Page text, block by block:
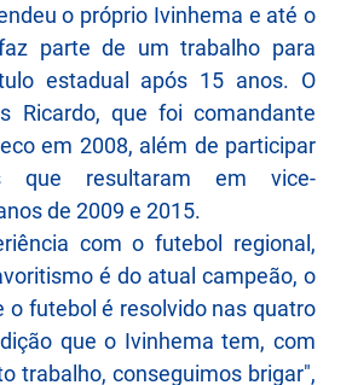
o próprio Ivinhema e até o
parte de um trabalho para
estadual após 15 anos. O
Ricardo, que foi comandante
em 2008, além de participar
que resultaram em vice-
de 2009 e 2015.
com o futebol regional,
é do atual campeão, o
o futebol é resolvido nas quatro
que o Ivinhema tem, com
trabalho, conseguimos brigar",